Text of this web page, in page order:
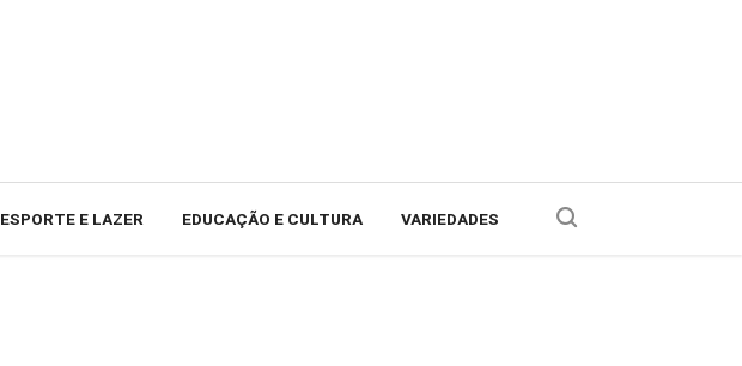
ESPORTE E LAZER EDUCAÇÃO E CULTURA VARIEDADES